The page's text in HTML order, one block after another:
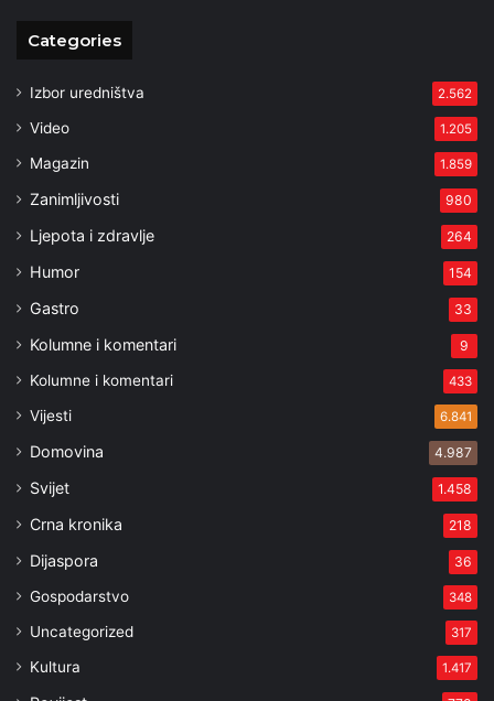
Categories
Izbor uredništva 2.562
Video 1.205
Magazin 1.859
Zanimljivosti 980
Ljepota i zdravlje 264
Humor 154
Gastro 33
Kolumne i komentari 9
Kolumne i komentari 433
Vijesti 6.841
Domovina 4.987
Svijet 1.458
Crna kronika 218
Dijaspora 36
Gospodarstvo 348
Uncategorized 317
Kultura 1.417